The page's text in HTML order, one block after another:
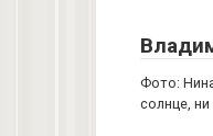
Фото:
солнце,